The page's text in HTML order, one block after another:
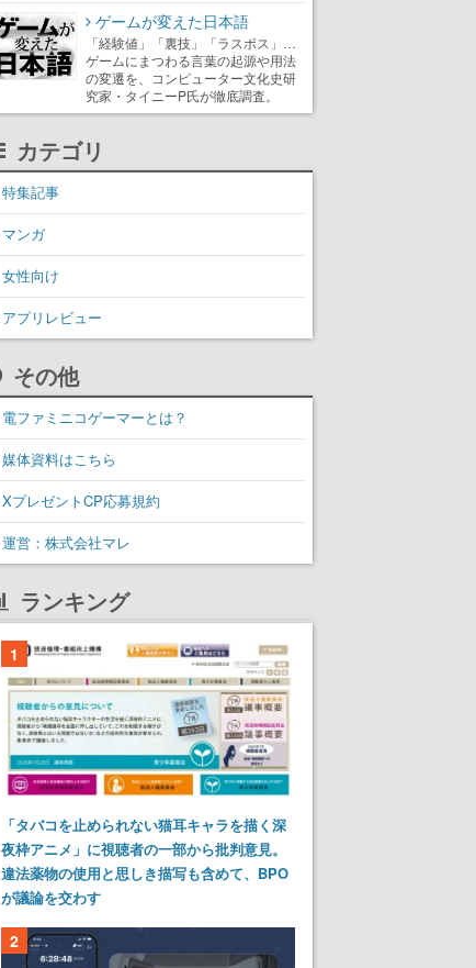
ゲームが変えた日本語
「経験値」「裏技」「ラスボス」…
ゲームにまつわる言葉の起源や用法
の変遷を、コンピューター文化史研
究家・タイニーP氏が徹底調査。
カテゴリ
特集記事
マンガ
女性向け
アプリレビュー
その他
電ファミニコゲーマーとは？
媒体資料はこちら
XプレゼントCP応募規約
運営：株式会社マレ
ランキング
1
「タバコを止められない猫耳キャラを描く深
夜枠アニメ」に視聴者の一部から批判意見。
違法薬物の使用と思しき描写も含めて、BPO
が議論を交わす
2